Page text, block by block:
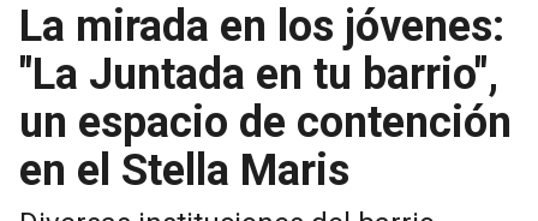
La mirada en los jóvenes:
"La Juntada en tu barrio",
un espacio de contención
en el Stella Maris